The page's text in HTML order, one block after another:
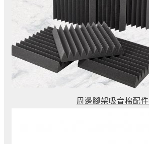
周邊腳架吸音棉配件